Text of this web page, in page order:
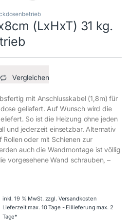
(LxHxT) 31 kg.
Vergleichen
mit Anschlusskabel (1,8m) für
geliefert. Auf Wunsch wird die
So ist die Heizung ohne jeden
und jederzeit einsetzbar. Alternativ
oder mit Schienen zur
auch die Wandmontage ist völlig
vorgesehene Wand schrauben, –
inkl. 19 % MwSt. zzgl. Versandkosten
Lieferzeit max. 10 Tage - Eillieferung max. 2
Tage*